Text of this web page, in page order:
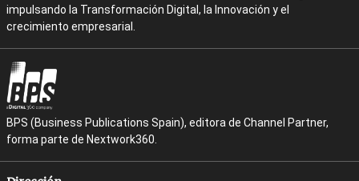
impulsando la Transformación Digital, la Innovación y el
crecimiento empresarial.
BPS (Business Publications Spain), editora de Channel Partner,
forma parte de Nextwork360.